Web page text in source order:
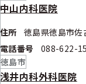
中山内科医院
住所
徳島県徳島市佐
電話番号
088-622-
徳島市
浅井内科外科医院